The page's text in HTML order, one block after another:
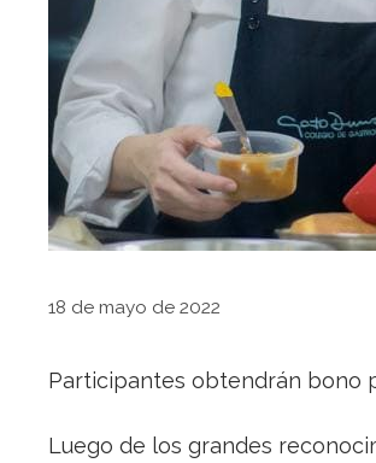
18 de mayo de 2022
Participantes obtendrán bono
Luego de los grandes